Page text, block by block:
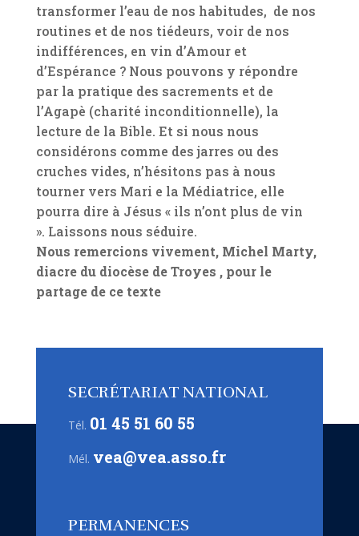
transformer l’eau de nos habitudes, de nos
routines et de nos tiédeurs, voir de nos
indifférences, en vin d’Amour et
d’Espérance ? Nous pouvons y répondre
par la pratique des sacrements et de
l’Agapè (charité inconditionnelle), la
lecture de la Bible. Et si nous nous
considérons comme des jarres ou des
cruches vides, n’hésitons pas à nous
tourner vers Mari e la Médiatrice, elle
pourra dire à Jésus « ils n’ont plus de vin
». Laissons nous séduire.
Nous remercions vivement, Michel Marty,
diacre du diocèse de Troyes , pour le
partage de ce texte
SECRÉTARIAT NATIONAL
Tél. 01 45 51 60 55
Mél. vea@vea.asso.fr
PERMANENCES